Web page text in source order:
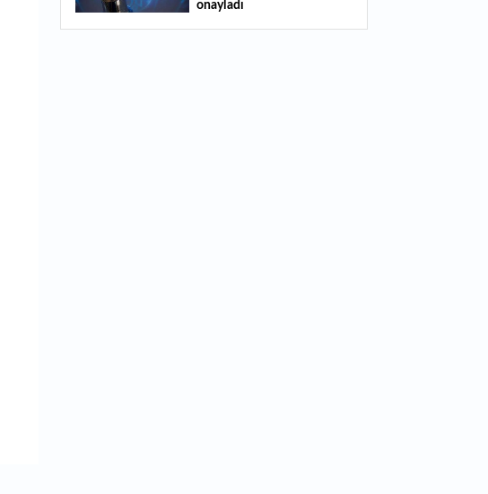
14:26 Türkiye'nin 2026 dijital karnesi: En çok
onayladı